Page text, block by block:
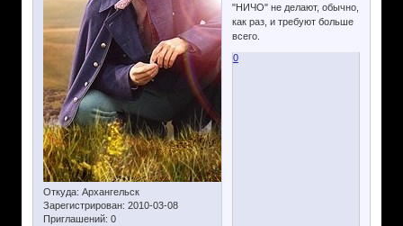
Откуда: Архангельск
Зарегистрирован: 2010-03-08
Приглашений: 0
"НИЧО" не делают, обычно,
как раз, и требуют больше
всего.
0